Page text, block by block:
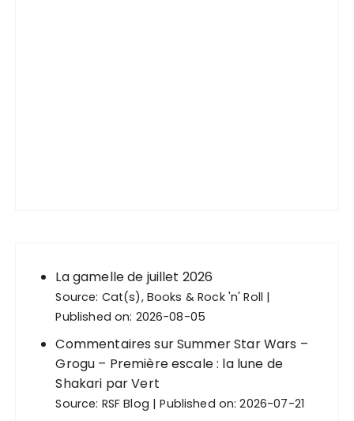
La gamelle de juillet 2026
Source: Cat(s), Books & Rock 'n' Roll
Published on: 2026-08-05
Commentaires sur Summer Star Wars –
Grogu – Première escale : la lune de
Shakari par Vert
Source: RSF Blog Published on: 2026-07-21